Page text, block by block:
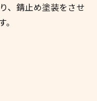
、錆止め塗装をさせ